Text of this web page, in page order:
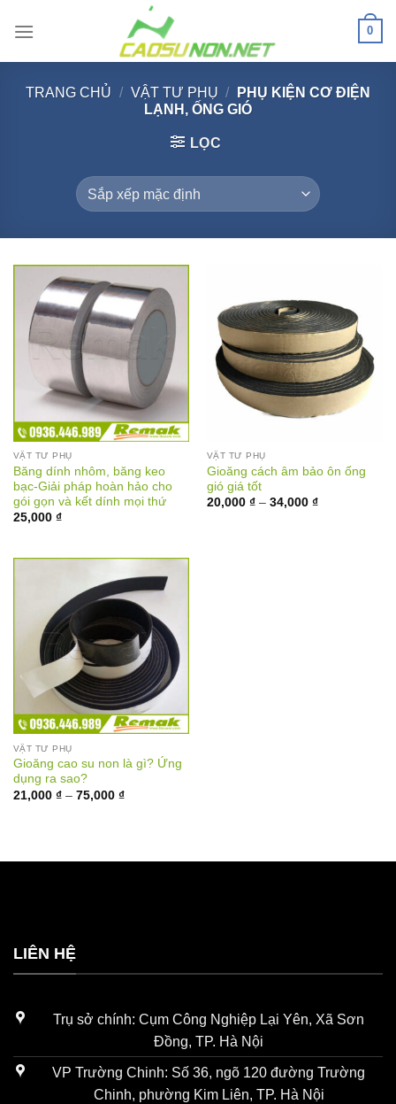
qua
0
TRANG CHỦ / VẬT TƯ PHỤ /
PHỤ KIỆN CƠ ĐIỆN
LẠNH, ỐNG GIÓ
LỌC
VẬT TƯ PHỤ
Băng dính nhôm, băng keo
bạc-Giải pháp hoàn hảo cho
gói gọn và kết dính mọi thứ
25,000 ₫
VẬT TƯ PHỤ
Gioăng cách âm bảo ôn ống
gió giá tốt
20,000 ₫ – 34,000 ₫Khoảng
VẬT TƯ PHỤ
Gioăng cao su non là gì? Ứng
dụng ra sao?
21,000 ₫ – 75,000 ₫Khoảng
LIÊN HỆ
Trụ sở chính: Cụm Công Nghiệp Lại Yên, Xã Sơn
Đồng, TP. Hà Nội
VP Trường Chinh: Số 36, ngõ 120 đường Trường
Chinh, phường Kim Liên, TP. Hà Nội